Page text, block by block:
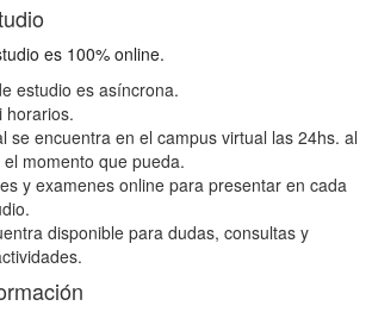
es 100% online.
estudio es asíncrona.
horarios.
se encuentra en el campus virtual las 24hs. al
momento que pueda.
y examenes online para presentar en cada
disponible para dudas, consultas y